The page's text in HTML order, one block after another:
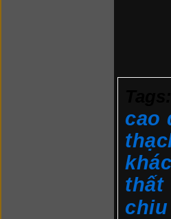
cao
thất
chiu